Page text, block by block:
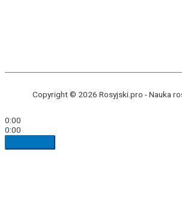
Copyright © 2026 Rosyjski.pro -Nauka
0:00
0:00